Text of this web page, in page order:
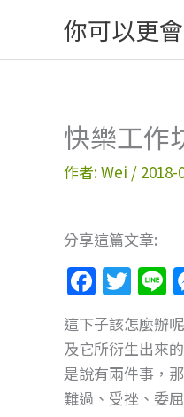
主
你可以更
快樂工作
作者:Wei / 2018-
分享這篇文章:
F
a
c
e
b
T
w
itt
er
n
e
這下子該怎麼辦
及它所衍生出來
是說有兩件事，
難過、受挫、委